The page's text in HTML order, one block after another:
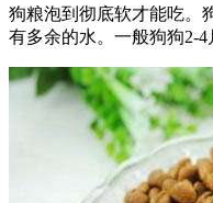
狗粮泡到彻底软才能吃。
有多余的水。一般狗狗2-